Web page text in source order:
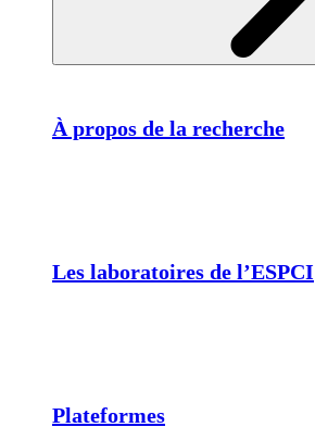
À propos de la recherche
Les laboratoires de l’ESPCI
Plateformes